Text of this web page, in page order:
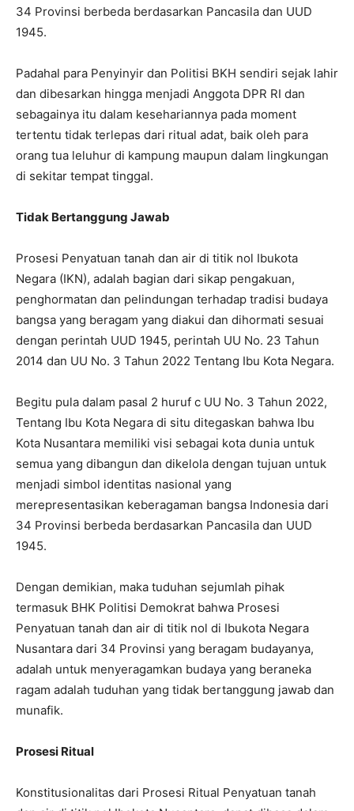
34 Provinsi berbeda berdasarkan Pancasila dan UUD
1945.
Padahal para Penyinyir dan Politisi BKH sendiri sejak lahir
dan dibesarkan hingga menjadi Anggota DPR RI dan
sebagainya itu dalam kesehariannya pada moment
tertentu tidak terlepas dari ritual adat, baik oleh para
orang tua leluhur di kampung maupun dalam lingkungan
di sekitar tempat tinggal.
Tidak Bertanggung Jawab
Prosesi Penyatuan tanah dan air di titik nol Ibukota
Negara (IKN), adalah bagian dari sikap pengakuan,
penghormatan dan pelindungan terhadap tradisi budaya
bangsa yang beragam yang diakui dan dihormati sesuai
dengan perintah UUD 1945, perintah UU No. 23 Tahun
2014 dan UU No. 3 Tahun 2022 Tentang Ibu Kota Negara.
Begitu pula dalam pasal 2 huruf c UU No. 3 Tahun 2022,
Tentang Ibu Kota Negara di situ ditegaskan bahwa Ibu
Kota Nusantara memiliki visi sebagai kota dunia untuk
semua yang dibangun dan dikelola dengan tujuan untuk
menjadi simbol identitas nasional yang
merepresentasikan keberagaman bangsa Indonesia dari
34 Provinsi berbeda berdasarkan Pancasila dan UUD
1945.
Dengan demikian, maka tuduhan sejumlah pihak
termasuk BHK Politisi Demokrat bahwa Prosesi
Penyatuan tanah dan air di titik nol di Ibukota Negara
Nusantara dari 34 Provinsi yang beragam budayanya,
adalah untuk menyeragamkan budaya yang beraneka
ragam adalah tuduhan yang tidak bertanggung jawab dan
munafik.
Prosesi Ritual
Konstitusionalitas dari Prosesi Ritual Penyatuan tanah